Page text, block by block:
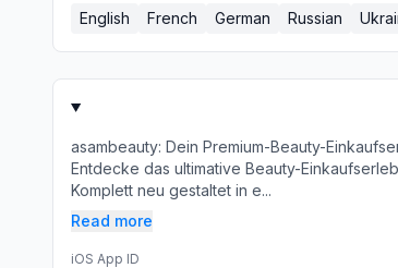
English French German Russian
asambeauty: Dein Premium-Beauty-
Entdecke das ultimative Beauty-
Komplett neu gestaltet in e...
Read more
iOS App ID